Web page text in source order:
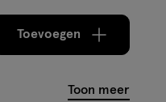
Bijna uitverkocht!Er zijn nog
Toevoegenverhoog aantal
Toon meer